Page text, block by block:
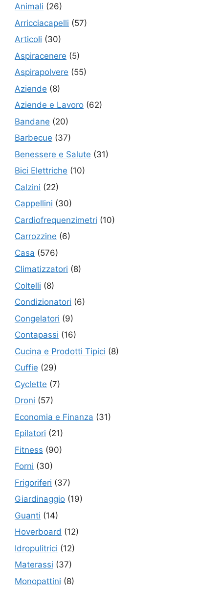
Animali (26)
Arricciacapelli (57)
Articoli (30)
Aspiracenere (5)
Aspirapolvere (55)
Aziende (8)
Aziende e Lavoro (62)
Bandane (20)
Barbecue (37)
Benessere e Salute (31)
Bici Elettriche (10)
Calzini (22)
Cappellini (30)
Cardiofrequenzimetri (10)
Carrozzine (6)
Casa (576)
Climatizzatori (8)
Coltelli (8)
Condizionatori (6)
Congelatori (9)
Contapassi (16)
Cucina e Prodotti Tipici (8)
Cuffie (29)
Cyclette (7)
Droni (57)
Economia e Finanza (31)
Epilatori (21)
Fitness (90)
Forni (30)
Frigoriferi (37)
Giardinaggio (19)
Guanti (14)
Hoverboard (12)
Idropulitrici (12)
Materassi (37)
Monopattini (8)